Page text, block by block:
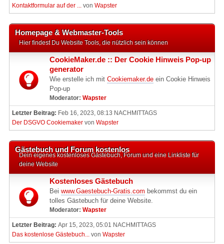
Kontaktformular auf der ... von Wapster
Homepage & Webmaster-Tools
Hier findest Du Website Tools, die nützlich sein können
CookieMaker.de :: Der Cookie Hinweis Pop-up
generator
Wie erstelle ich mit Cookiemaker.de ein Cookie Hinweis
Pop-up
Moderator: Wapster
Letzter Beitrag: Feb 16, 2023, 08:13 NACHMITTAGS
Der DSGVO Cookiemaker von Wapster
Gästebuch und Forum kostenlos
Dein eigenes kostenloses Gästebuch, Forum und eine Linkliste für
deine Website
Kostenloses Gästebuch
Bei www.Gaestebuch-Gratis.com bekommst du ein
tolles Gästebuch für deine Website.
Moderator: Wapster
Letzter Beitrag: Apr 15, 2023, 05:01 NACHMITTAGS
Das kostenlose Gästebuch... von Wapster